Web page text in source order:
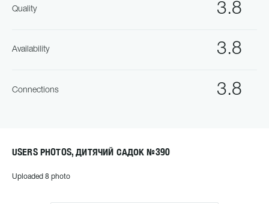
3.8
Quality
3.8
Availability
3.8
Connections
USERS PHOTOS, ДИТЯЧИЙ САДОК №390
Uploaded 8 photo